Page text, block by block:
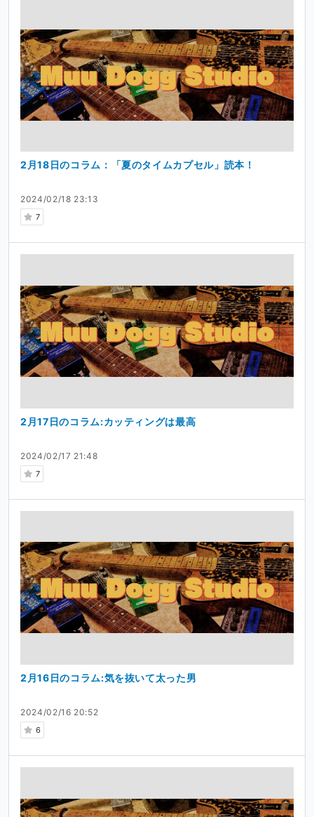
2024/02/18 23:13
7
2月18日のコラム：「夏のタイムカプセル」読本！
2024/02/17 21:48
7
2月17日のコラム:カッティングは最高
2024/02/16 20:52
6
2月16日のコラム:気を抜いて太った男